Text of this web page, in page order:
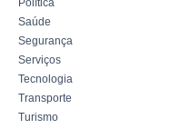
Política
Saúde
Segurança
Serviços
Tecnologia
Transporte
Turismo